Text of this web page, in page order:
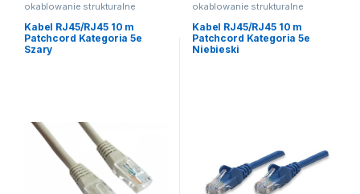
okablowanie strukturalne
Kabel RJ45/RJ45 10 m
Patchcord Kategoria 5e
Szary
okablowanie strukturalne
Kabel RJ45/RJ45 10 m
Patchcord Kategoria 5e
Niebieski